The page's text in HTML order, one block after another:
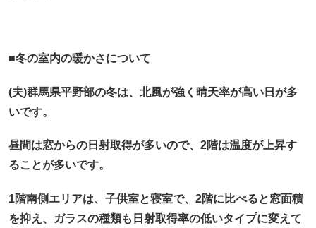
■冬の室内の暖かさについて
(夫)群馬県平野部の冬は、北風が強く晴天率が高い日が多
いです。
昼間は窓からの日射取得が多いので、2階は温度が上昇す
ることが多いです。
1階南側エリアは、子供室と寝室で、2階に比べると窓面積
を抑え、ガラスの種類も日射取得率の低いタイプに変えて